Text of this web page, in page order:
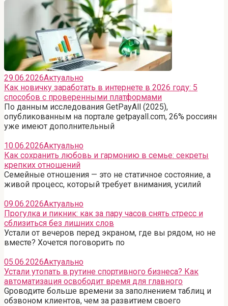
29.06.2026Актуально
Как новичку заработать в интернете в 2026 году: 5
способов с проверенными платформами
По данным исследования GetPayAll (2025),
опубликованным на портале getpayall.com, 26% россиян
уже имеют дополнительный
10.06.2026Актуально
Как сохранить любовь и гармонию в семье: секреты
крепких отношений
Семейные отношения — это не статичное состояние, а
живой процесс, который требует внимания, усилий
09.06.2026Актуально
Прогулка и пикник: как за пару часов снять стресс и
сблизиться без лишних слов
Устали от вечеров перед экраном, где вы рядом, но не
вместе? Хочется поговорить по
05.06.2026Актуально
Устали утопать в рутине спортивного бизнеса? Как
автоматизация освободит время для главного
Gроводите больше времени за заполнением таблиц и
обзвоном клиентов, чем за развитием своего